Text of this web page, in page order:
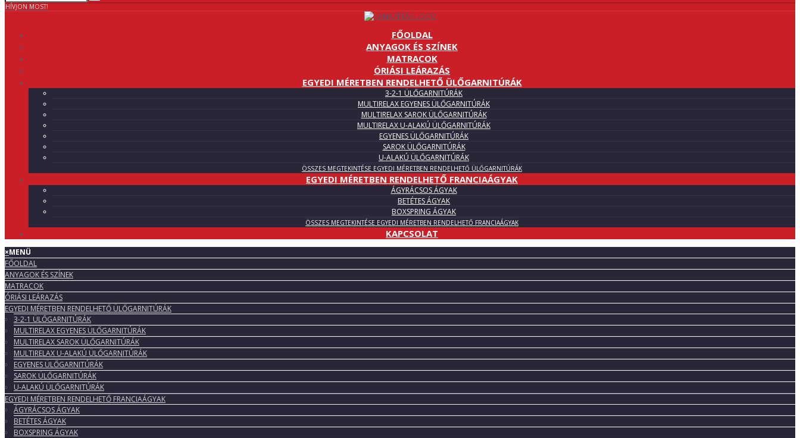
HÍVJON MOST!
FŐOLDAL
ANYAGOK ÉS SZÍNEK
MATRACOK
ÓRIÁSI LEÁRAZÁS
EGYEDI MÉRETBEN RENDELHETŐ ÜLŐGARNITÚRÁK
3-2-1 ÜLŐGARNITÚRÁK
MULTIRELAX EGYENES ÜLŐGARNITÚRÁK
MULTIRELAX SAROK ÜLŐGARNITÚRÁK
MULTIRELAX U-ALAKÚ ÜLŐGARNITÚRÁK
EGYENES ÜLŐGARNITÚRÁK
SAROK ÜLŐGARNITÚRÁK
U-ALAKÚ ÜLŐGARNITÚRÁK
ÖSSZES MEGTEKINTÉSE EGYEDI MÉRETBEN RENDELHETŐ ÜLŐGARNITÚRÁK
EGYEDI MÉRETBEN RENDELHETŐ FRANCIAÁGYAK
ÁGYRÁCSOS ÁGYAK
BETÉTES ÁGYAK
BOXSPRING ÁGYAK
ÖSSZES MEGTEKINTÉSE EGYEDI MÉRETBEN RENDELHETŐ FRANCIAÁGYAK
KAPCSOLAT
×MENÜ
FŐOLDAL
ANYAGOK ÉS SZÍNEK
MATRACOK
ÓRIÁSI LEÁRAZÁS
EGYEDI MÉRETBEN RENDELHETŐ ÜLŐGARNITÚRÁK
3-2-1 ÜLŐGARNITÚRÁK
MULTIRELAX EGYENES ÜLŐGARNITÚRÁK
MULTIRELAX SAROK ÜLŐGARNITÚRÁK
MULTIRELAX U-ALAKÚ ÜLŐGARNITÚRÁK
EGYENES ÜLŐGARNITÚRÁK
SAROK ÜLŐGARNITÚRÁK
U-ALAKÚ ÜLŐGARNITÚRÁK
EGYEDI MÉRETBEN RENDELHETŐ FRANCIAÁGYAK
ÁGYRÁCSOS ÁGYAK
BETÉTES ÁGYAK
BOXSPRING ÁGYAK